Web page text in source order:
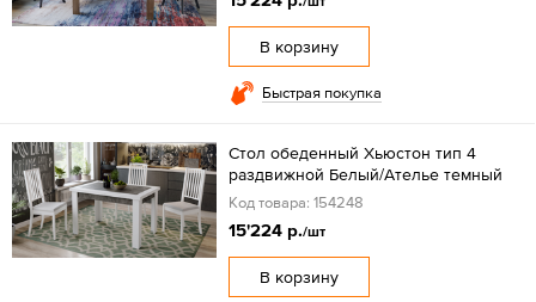
В корзину
Быстрая покупка
Стол обеденный Хьюстон тип 4
раздвижной Белый/Ателье темный
Код товара: 154248
15'224 р./шт
В корзину